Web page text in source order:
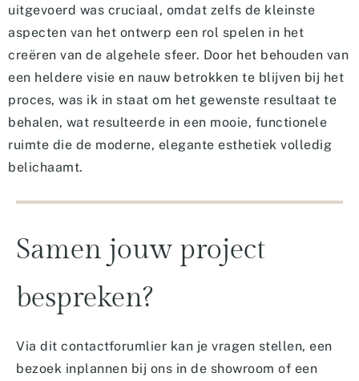
uitgevoerd was cruciaal, omdat zelfs de kleinste
aspecten van het ontwerp een rol spelen in het
creëren van de algehele sfeer. Door het behouden van
een heldere visie en nauw betrokken te blijven bij het
proces, was ik in staat om het gewenste resultaat te
behalen, wat resulteerde in een mooie, functionele
ruimte die de moderne, elegante esthetiek volledig
belichaamt.
Samen jouw project
bespreken?
Via dit contactforumlier kan je vragen stellen, een
bezoek inplannen bij ons in de showroom of een